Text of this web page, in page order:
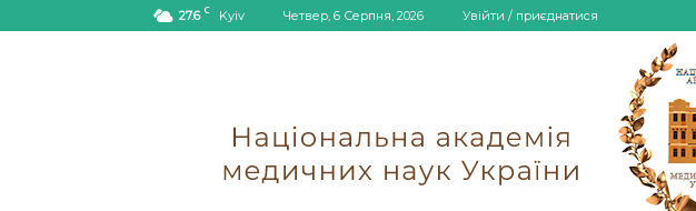
27.6 C Kyiv Четвер, 6 Серпня, 2026 Увійти / приєднатися